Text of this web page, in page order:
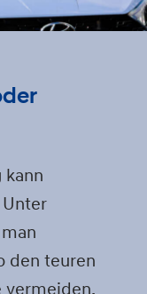
kann
Unter
den teuren
vermeiden.